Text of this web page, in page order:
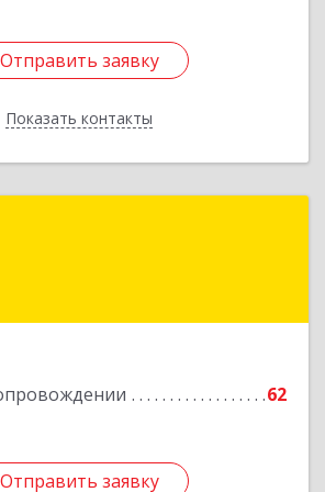
Отправить заявку
Показать контакты
Отправить заявку
Назад
62
Отправить заявку
обл, Дзержинск г,
Отправить заявку